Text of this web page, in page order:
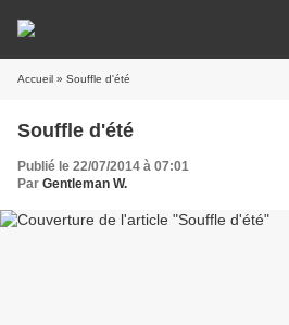
Accueil » Souffle d'été
Souffle d'été
Publié le 22/07/2014 à 07:01
Par Gentleman W.